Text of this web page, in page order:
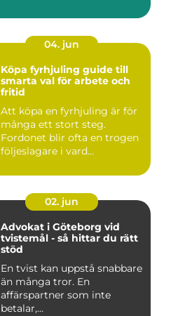
04. jun
Köpa fyrhjuling guide till
smarta val för arbete och
fritid
Att köpa en fyrhjuling är för
många ett stort steg.
Fordonet blir ofta en trogen
följeslagare i vard...
02. jun
Advokat i Göteborg vid
tvistemål - så hittar du rätt
stöd
En tvist kan uppstå snabbare
än många tror. En
affärspartner som inte
betalar,...